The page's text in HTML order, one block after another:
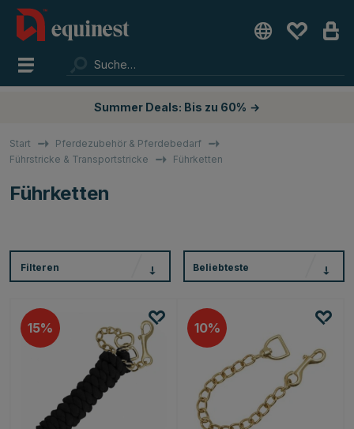
Summer Deals: Bis zu 60% →
Start
Pferdezubehör & Pferdebedarf
Führstricke & Transportstricke
Führketten
Führketten
Filteren Beliebteste
15 10